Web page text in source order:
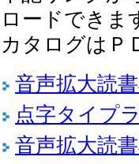
ロードできま
カタログはＰ
音声拡大読
点字タイプ
音声拡大読